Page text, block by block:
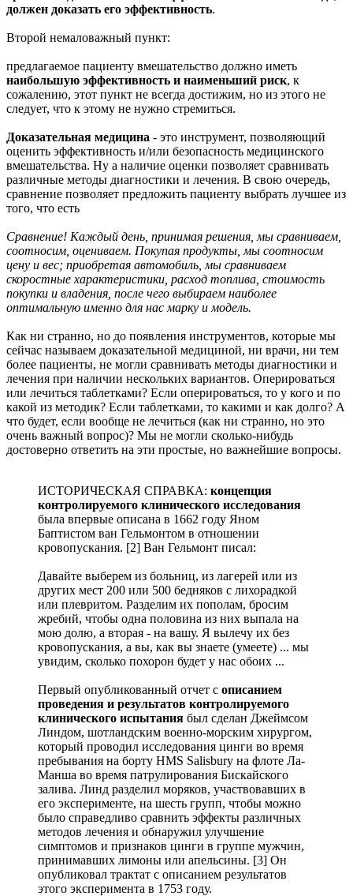
должен доказать его эффективность.
Второй немаловажный пункт:
предлагаемое пациенту вмешательство должно иметь
наибольшую эффективность и наименьший риск, к
сожалению, этот пункт не всегда достижим, но из этого не
следует, что к этому не нужно стремиться.
Доказательная медицина - это инструмент, позволяющий
оценить эффективность и/или безопасность медицинского
вмешательства. Ну а наличие оценки позволяет сравнивать
различные методы диагностики и лечения. В свою очередь,
сравнение позволяет предложить пациенту выбрать лучшее из
того, что есть
Сравнение! Каждый день, принимая решения, мы сравниваем,
соотносим, оцениваем. Покупая продукты, мы соотносим
цену и вес; приобретая автомобиль, мы сравниваем
скоростные характеристики, расход топлива, стоимость
покупки и владения, после чего выбираем наиболее
оптимальную именно для нас марку и модель.
Как ни странно, но до появления инструментов, которые мы
сейчас называем доказательной медициной, ни врачи, ни тем
более пациенты, не могли сравнивать методы диагностики и
лечения при наличии нескольких вариантов. Оперироваться
или лечиться таблетками? Если оперироваться, то у кого и по
какой из методик? Если таблетками, то какими и как долго? А
что будет, если вообще не лечиться (как ни странно, но это
очень важный вопрос)? Мы не могли сколько-нибудь
достоверно ответить на эти простые, но важнейшие вопросы.
ИСТОРИЧЕСКАЯ СПРАВКА: концепция
контролируемого клинического исследования
была впервые описана в 1662 году Яном
Баптистом ван Гельмонтом в отношении
кровопускания. [2] Ван Гельмонт писал:
Давайте выберем из больниц, из лагерей или из
других мест 200 или 500 бедняков с лихорадкой
или плевритом. Разделим их пополам, бросим
жребий, чтобы одна половина из них выпала на
мою долю, а вторая - на вашу. Я вылечу их без
кровопускания, а вы, как вы знаете (умеете) ... мы
увидим, сколько похорон будет у нас обоих ...
Первый опубликованный отчет с описанием
проведения и результатов контролируемого
клинического испытания был сделан Джеймсом
Линдом, шотландским военно-морским хирургом,
который проводил исследования цинги во время
пребывания на борту HMS Salisbury на флоте Ла-
Манша во время патрулирования Бискайского
залива. Линд разделил моряков, участвовавших в
его эксперименте, на шесть групп, чтобы можно
было справедливо сравнить эффекты различных
методов лечения и обнаружил улучшение
симптомов и признаков цинги в группе мужчин,
принимавших лимоны или апельсины. [3] Он
опубликовал трактат с описанием результатов
этого эксперимента в 1753 году.